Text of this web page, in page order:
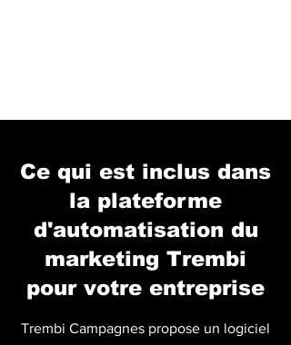
Ce qui est inclus dans
la plateforme
d'automatisation du
marketing Trembi
pour votre entreprise
Trembi Campagnes propose un logiciel